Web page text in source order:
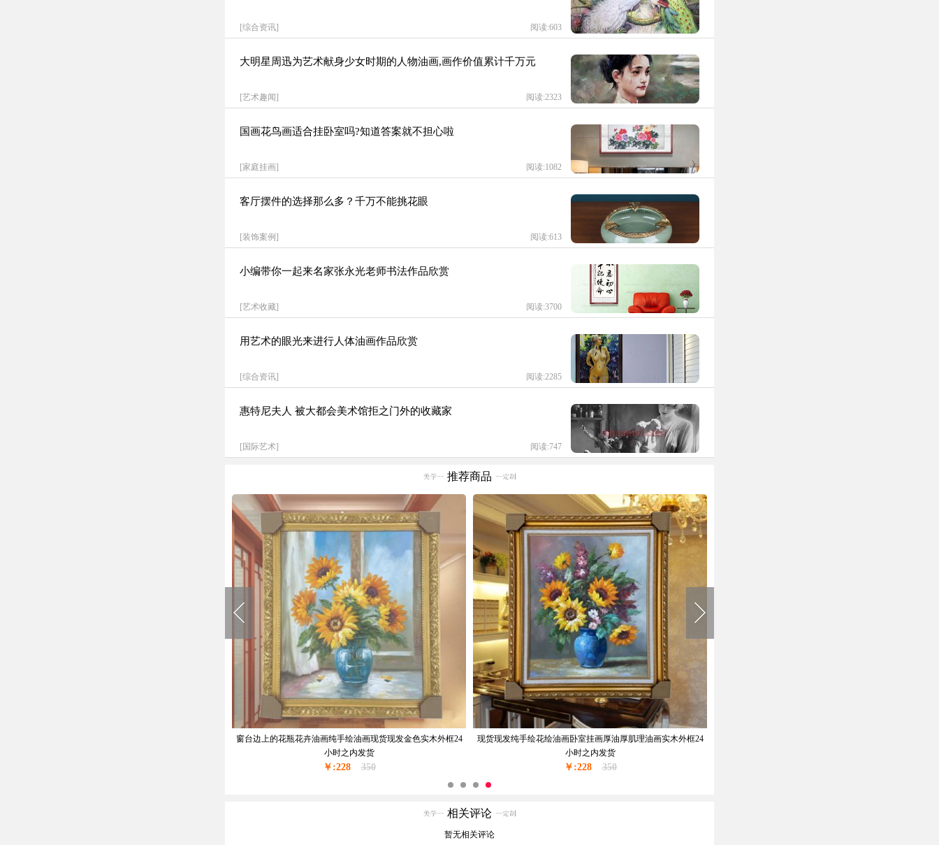
[综合资讯] 阅读:603
大明星周迅为艺术献身少女时期的人物油画,画作价值累计千万元
[艺术趣闻] 阅读:2323
国画花鸟画适合挂卧室吗?知道答案就不担心啦
[家庭挂画] 阅读:1082
客厅摆件的选择那么多？千万不能挑花眼
[装饰案例 ] 阅读:613
小编带你一起来名家张永光老师书法作品欣赏
[艺术收藏] 阅读:3700
用艺术的眼光来进行人体油画作品欣赏
[综合资讯] 阅读:2285
惠特尼夫人 被大都会美术馆拒之门外的收藏家
[国际艺术] 阅读:747
推荐商品
窗台边上的花瓶花卉油画纯手绘油画现货现发金色实木外框24
小时之内发货
￥:228 350
现货现发纯手绘花绘油画卧室挂画厚油厚肌理油画实木外框24
小时之内发货
￥:228 350
相关评论
暂无相关评论